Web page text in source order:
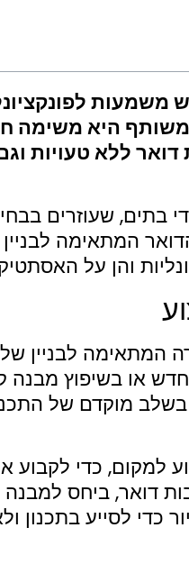
משותף היא משימה
ללא טעויות
בתים, שעוזרים
המתאימה
והן על
המתאימה לבניין
או בשיפוץ מבנה
בשלב מוקדם של
למקום, כדי לקבוע
דואר, ביחס למבנה
כדי לסייע בתכנון